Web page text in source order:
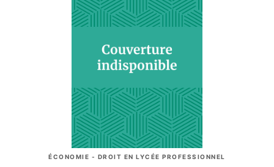
ÉCONOMIE - DROIT EN LYCÉE PROFESSIONNEL